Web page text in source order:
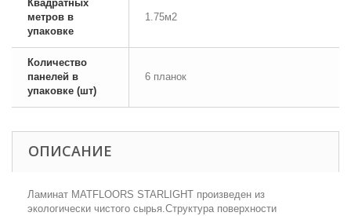
Квадратных
метров в
упаковке
1.75м2
Количество
панелей в
упаковке (шт)
6 планок
ОПИСАНИЕ
Ламинат MATFLOORS STARLIGHT произведен из
экологически чистого сырья.Структура поверхности